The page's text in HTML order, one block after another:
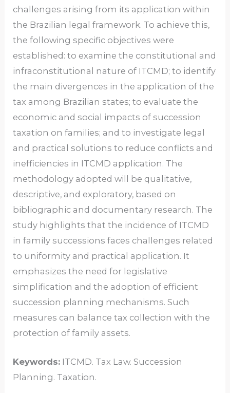
challenges arising from its application within
the Brazilian legal framework. To achieve this,
the following specific objectives were
established: to examine the constitutional and
infraconstitutional nature of ITCMD; to identify
the main divergences in the application of the
tax among Brazilian states; to evaluate the
economic and social impacts of succession
taxation on families; and to investigate legal
and practical solutions to reduce conflicts and
inefficiencies in ITCMD application. The
methodology adopted will be qualitative,
descriptive, and exploratory, based on
bibliographic and documentary research. The
study highlights that the incidence of ITCMD
in family successions faces challenges related
to uniformity and practical application. It
emphasizes the need for legislative
simplification and the adoption of efficient
succession planning mechanisms. Such
measures can balance tax collection with the
protection of family assets.
Keywords: ITCMD. Tax Law. Succession
Planning. Taxation.